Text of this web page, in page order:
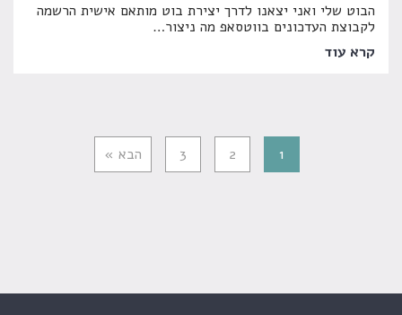
הבוט שלי ואני יצאנו לדרך יצירת בוט מותאם אישית הרשמה
לקבוצת העדכונים בווטסאפ מה ניצור…
קרא עוד
1
2
3 הבא »